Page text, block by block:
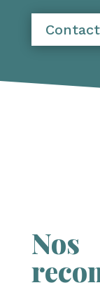
Nos